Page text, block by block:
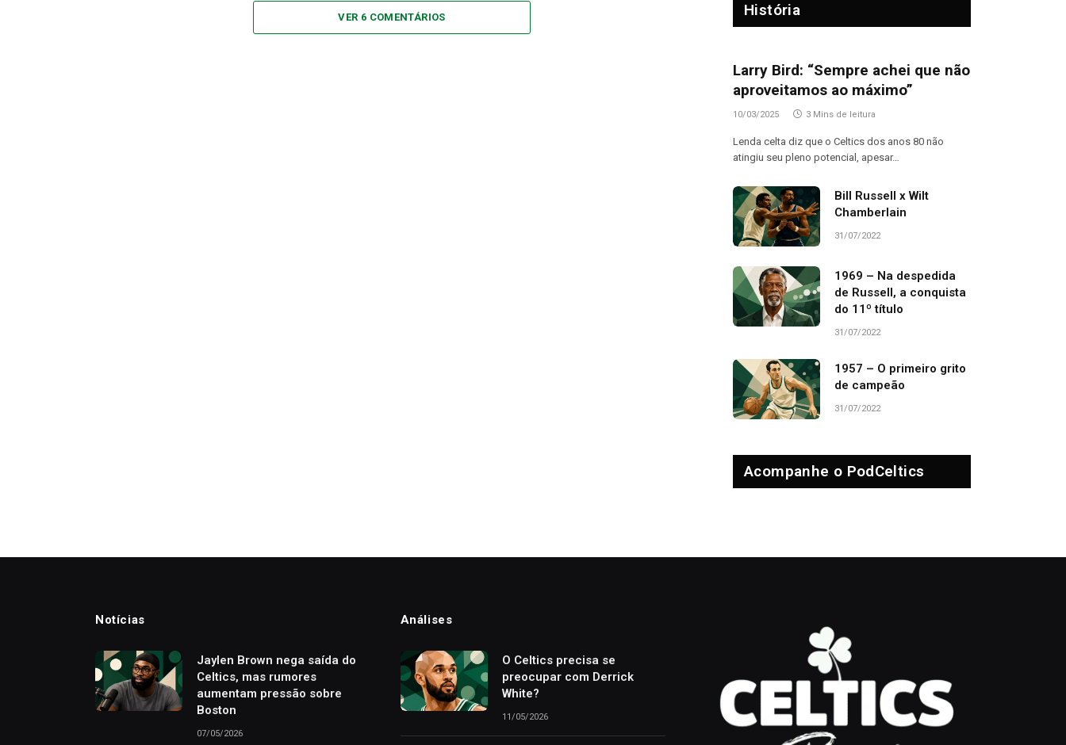
VER 6 COMENTÁRIOS História
Larry Bird: “Sempre achei que não
aproveitamos ao máximo”
10/03/2025 3 Mins de leitura
Lenda celta diz que o Celtics dos anos 80 não
atingiu seu pleno potencial, apesar…
Bill Russell x Wilt
Chamberlain
31/07/2022
1969 – Na despedida
de Russell, a conquista
do 11º título
31/07/2022
1957 – O primeiro grito
de campeão
31/07/2022
Acompanhe o PodCeltics
Notícias
Jaylen Brown nega saída do
Celtics, mas rumores
aumentam pressão sobre
Boston
07/05/2026
Análises
O Celtics precisa se
preocupar com Derrick
White?
11/05/2026